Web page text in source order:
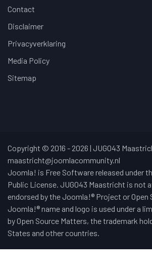
Contact
Disclaimer
Privacyverklaring
Media Policy
Sitemap
Copyright © 2016 - 2026 | JUG043
maastricht@joomlacommunity.nl
Joomla! is Free Software released under
Public License. JUG043 Maastricht is not
endorsed by the Joomla!® Project or Open
Joomla!® name and logo is used under a
by Open Source Matters, the trademark
States and other countries.